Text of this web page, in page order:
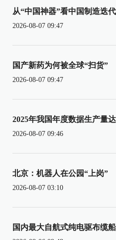
从“中国神器”看中国制造迭
2026-08-07 09:47
国产新药为何被全球“扫货”
2026-08-07 09:47
2025年我国年度数据生产量
2026-08-07 09:46
北京：机器人在公园“上岗”
2026-08-07 03:10
国内最大自航式纯电驱布缆